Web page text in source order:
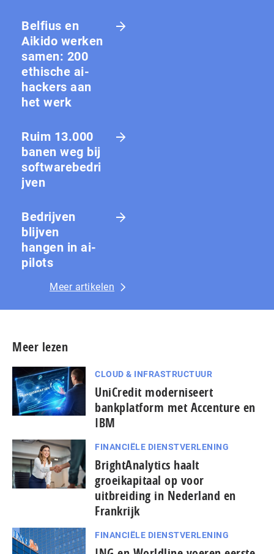
Belfius en
Aikido werken
samen: 200
ethische ai-
hackers aan
het werk
Ruim 13.000
banen weg bij
softwarebedri
jven
Bedrijven
blijven
hangen in ai-
pilots
Meer artikelen
Meer lezen
CLOUD & INFRASTRUCTUUR
UniCredit moderniseert
bankplatform met Accenture en
IBM
FINANCIËLE DIENSTVERLENING
BrightAnalytics haalt
groeikapitaal op voor
uitbreiding in Nederland en
Frankrijk
FINANCIËLE DIENSTVERLENING